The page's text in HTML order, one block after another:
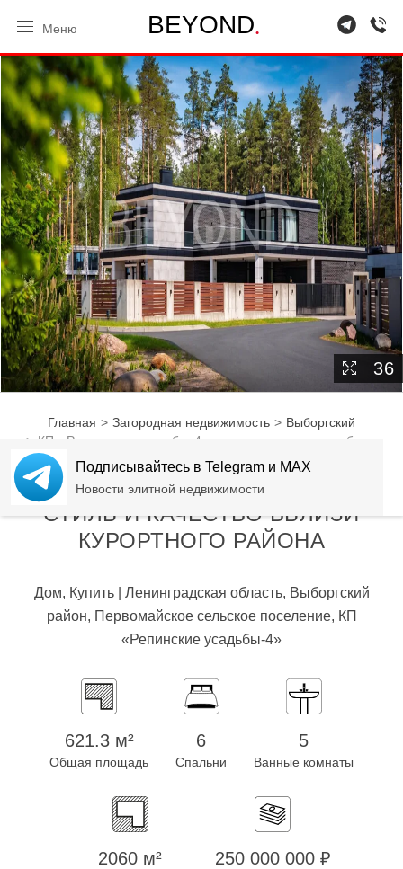
BEYOND.
Меню
36
Главная
Загородная недвижимость
Выборгский
КП «Репинские усадьбы-4» — стиль и качество вблизи
КП «РЕПИНСКИЕ УСАДЬБЫ-4» -
СТИЛЬ И КАЧЕСТВО ВБЛИЗИ
КУРОРТНОГО РАЙОНА
Дом, Купить | Ленинградская область, Выборгский
район, Первомайское сельское поселение, КП
«Репинские усадьбы-4»
621.3 м²
Общая площадь
6
Спальни
5
Ванные комнаты
2060 м² 250 000 000 ₽
Подписывайтесь в Telegram и MAX
Новости элитной недвижимости